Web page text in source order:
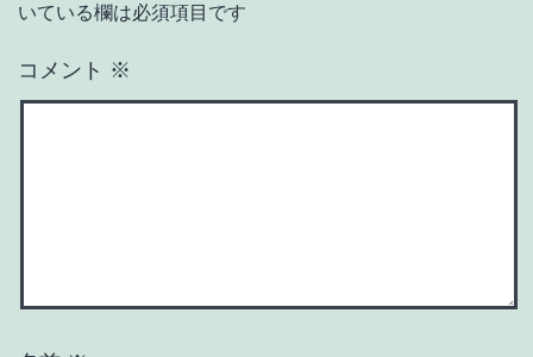
いている欄は必須項目です
コメント ※